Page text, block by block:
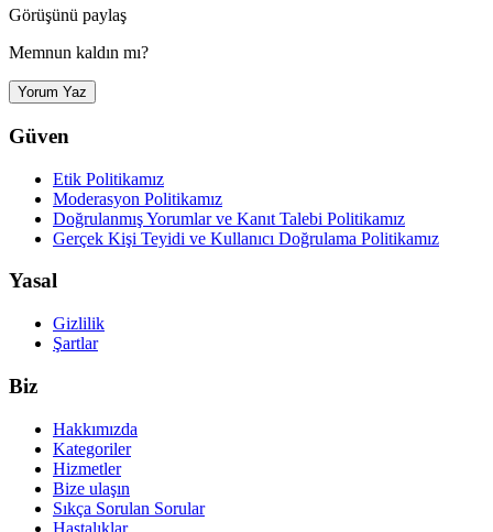
Görüşünü paylaş
Memnun kaldın mı?
Yorum Yaz
Güven
Etik Politikamız
Moderasyon Politikamız
Doğrulanmış Yorumlar ve Kanıt Talebi Politikamız
Gerçek Kişi Teyidi ve Kullanıcı Doğrulama Politikamız
Yasal
Gizlilik
Şartlar
Biz
Hakkımızda
Kategoriler
Hizmetler
Bize ulaşın
Sıkça Sorulan Sorular
Hastalıklar